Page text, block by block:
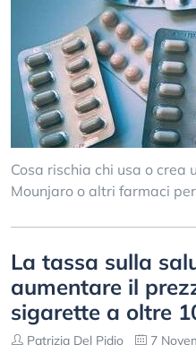
Cosa rischia chi usa o
Mounjaro o altri farmaci
La tassa sulla
aumentare il
sigarette a oltre
Patrizia Del Pidio 7